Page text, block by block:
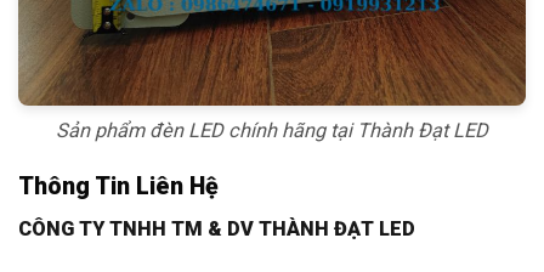
Sản phẩm đèn LED chính hãng tại Thành Đạt LED
Thông Tin Liên Hệ
CÔNG TY TNHH TM & DV THÀNH ĐẠT LED